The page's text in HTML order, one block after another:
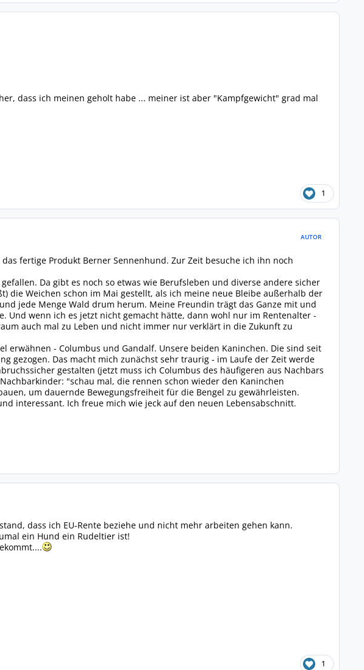
dass ich meinen geholt habe ... meiner ist aber "Kampfgewicht" grad mal
1
AUTOR
fertige Produkt Berner Sennenhund. Zur Zeit besuche ich ihn noch
Da gibt es noch so etwas wie Berufsleben und diverse andere sicher
die Weichen schon im Mai gestellt, als ich meine neue Bleibe außerhalb der
jede Menge Wald drum herum. Meine Freundin trägt das Ganze mit und
wenn ich es jetzt nicht gemacht hätte, dann wohl nur im Rentenalter -
auch mal zu Leben und nicht immer nur verklärt in die Zukunft zu
erwähnen - Columbus und Gandalf. Unsere beiden Kaninchen. Die sind seit
gezogen. Das macht mich zunächst sehr traurig - im Laufe der Zeit werde
gestalten (jetzt muss ich Columbus des häufigeren aus Nachbars
"schau mal, die rennen schon wieder den Kaninchen
um dauernde Bewegungsfreiheit für die Bengel zu gewährleisten.
interessant. Ich freue mich wie jeck auf den neuen Lebensabschnitt.
dass ich EU-Rente beziehe und nicht mehr arbeiten gehen kann.
ein Hund ein Rudeltier ist!
1